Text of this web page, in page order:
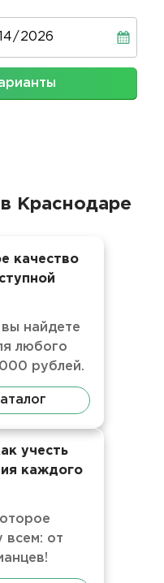
Краснодаре
качество
найдете
любого
рублей.
учесть
каждого
всем: от